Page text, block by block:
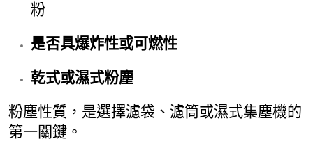
粉
是否具爆炸性或可燃性
乾式或濕式粉塵
粉塵性質，是選擇濾袋、濾筒或濕式集塵機的
第一關鍵。